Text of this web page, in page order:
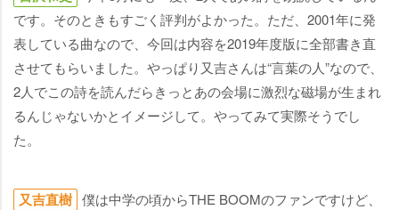
です。そのときもすごく評判がよかった。ただ、2001年に発
表している曲なので、今回は内容を2019年度版に全部書き直
させてもらいました。やっぱり又吉さんは“言葉の人”なので、
2人でこの詩を読んだらきっとあの会場に激烈な磁場が生まれ
るんじゃないかとイメージして。やってみて実際そうでし
た。
又吉直樹 僕は中学の頃からTHE BOOMのファンですけど、